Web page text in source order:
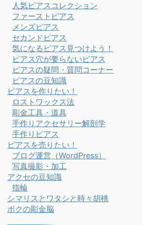
人気ピアスコレクション
ファーストピアス
メンズピアス
セカンドピアス
気になるピアス見つけよう！
ピアス穴が要らないピアス
ピアスの疑問・質問コーナー
ピアスの豆知識
ピアスを作りたい！
ロストワックス法
彫金工具・道具
手作りアクセサリー解剖学
手作りピアス
ピアスを売りたい！
ブログ運営（WordPress）
写真撮影・加工
アクセの豆知識
指輪
シマリスとワタシと時々胡桃
ボクの彫金脳